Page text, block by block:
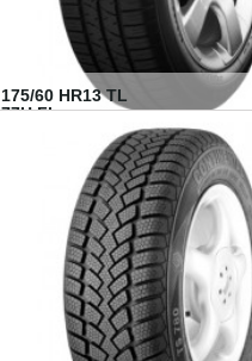
175/60 HR13 TL
77H FI...